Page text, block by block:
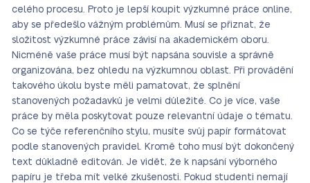
celého procesu. Proto je lepší koupit výzkumné práce online,
aby se předešlo vážným problémům. Musí se přiznat, že
složitost výzkumné práce závisí na akademickém oboru.
Nicméně vaše práce musí být napsána souvisle a správně
organizována, bez ohledu na výzkumnou oblast. Při provádění
takového úkolu byste měli pamatovat, že splnění
stanovených požadavků je velmi důležité. Co je více, vaše
práce by měla poskytovat pouze relevantní údaje o tématu.
Co se týče referenčního stylu, musíte svůj papír formátovat
podle stanovených pravidel. Kromě toho musí být dokončený
text důkladně editován. Je vidět, že k napsání výborného
papíru je třeba mít velké zkušenosti. Pokud studenti nemají